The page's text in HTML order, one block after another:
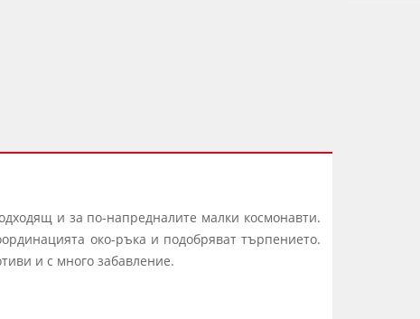
и за по-напредналите малки космонавти.
око-ръка и подобряват търпението.
и с много забавление.